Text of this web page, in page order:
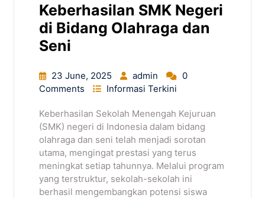
Keberhasilan SMK Negeri
di Bidang Olahraga dan
Seni
23 June, 2025 admin
0
Comments
Informasi Terkini
Keberhasilan Sekolah Menengah Kejuruan
(SMK) negeri di Indonesia dalam bidang
olahraga dan seni telah menjadi sorotan
utama, mengingat prestasi yang terus
meningkat setiap tahunnya. Melalui program
yang terstruktur, sekolah-sekolah ini
berhasil mengembangkan potensi siswa